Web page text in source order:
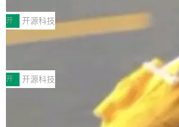
MPComm将作为一种传输引擎接入Mooncake
ENT，实现零拷贝传输性能提升30%、非零拷
传输性能最高提升5倍。UCL-MPComm底层基
于自研UCL-Engine通信引擎，后续腾讯网平
持续开源更多基于UCL-Engine的高性能通信
件。 腾讯网平团队在UCL-MPComm中实现
个独立于业务线程的全局通信引擎（Engine）
型案例入选名单》，深信服“面向企业研发场景
开源 AI 编程平台 CoStrict 应用”凭借卓越的技
创新与落地成效成功入选。 全链路私有化部署
助力企业AI研发安全落地 当前，越来越多企
经开始引入 AI Coding 工具，通过调用公有
型或企业内部部署模型提升研发效率。但随
Coding 从个人辅助工具逐步走向团队级、组
级应用，企业在规模化落地过程中，对安全性
开 开源科技
深信服AI算力网关入选工信部人工智能
前不久，工业和信息化部正式发布《2025年
智能应用典型案例名单》，集中展示人工智
各领域的应用成果，覆盖技术底座、行业赋
产品应用、支撑保障、专题等五大方向。深信
AI算力网关（AI创新平台）成功入选！ 随着
开 开源科技
Jeff Dean 离开 Google：一个时代的结
束，一个实验室的开始
Google 员工编号 20。MapReduce 作者之